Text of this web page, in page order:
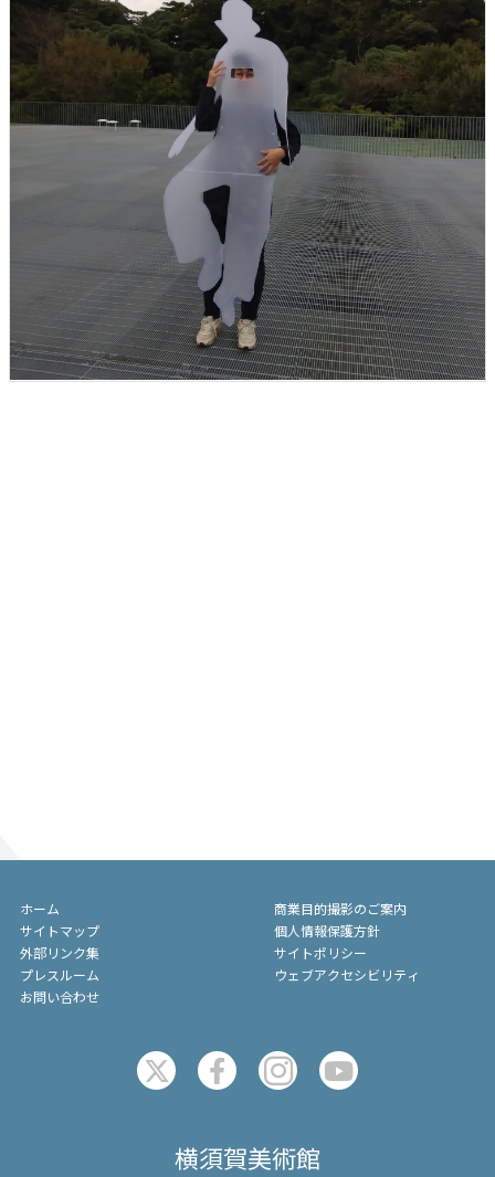
ホーム
サイトマップ
外部リンク集
プレスルーム
お問い合わせ
商業目的撮影のご案内
個人情報保護方針
サイトポリシー
ウェブアクセシビリティ
横須賀美術館